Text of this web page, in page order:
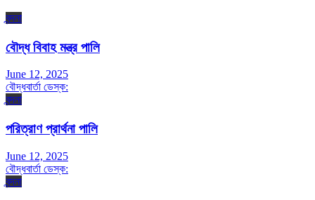
বন্দনা
বৌদ্ধ বিবাহ মন্ত্র পালি
June 12, 2025
বৌদ্ধবার্তা ডেস্ক:
বন্দনা
পরিত্রাণ প্রার্থনা পালি
June 12, 2025
বৌদ্ধবার্তা ডেস্ক:
বন্দনা